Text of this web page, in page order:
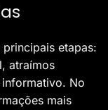
etapas:
atraímos
No
mais